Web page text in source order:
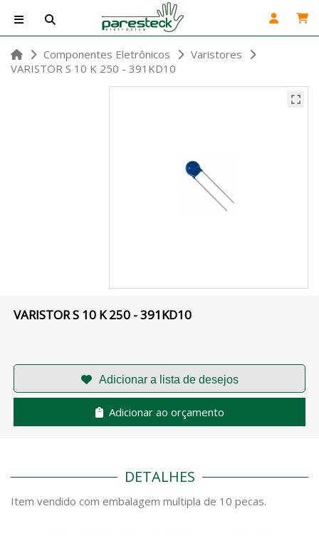
Componentes Eletrônicos
Varistores
VARISTOR S 10 K 250 - 391KD10
VARISTOR S 10 K 250 - 391KD10
Adicionar ao orçamento
DETALHES
Item vendido com embalagem multipla de 10 pecas.